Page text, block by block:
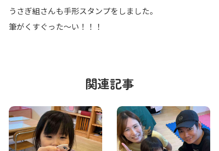
うさぎ組さんも手形スタンプをしました。
筆がくすぐった〜い！！！
関連記事